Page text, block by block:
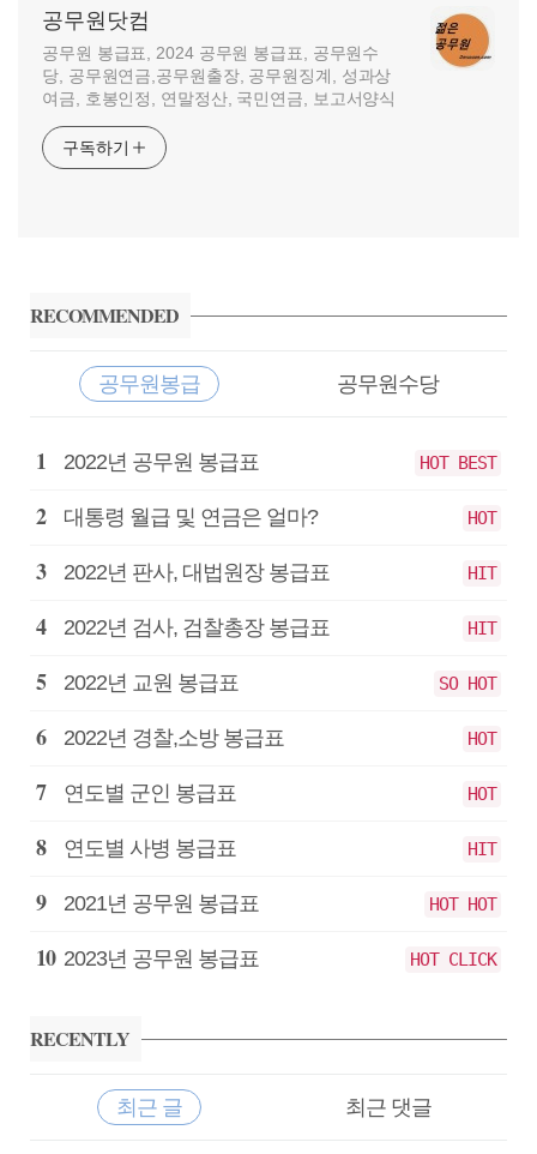
공무원닷컴
공무원 봉급표, 2024 공무원 봉급표, 공무원수
당, 공무원연금,공무원출장, 공무원징계, 성과상
여금, 호봉인정, 연말정산, 국민연금, 보고서양식
구독하기
RECOMMENDED
공무원봉급 공무원수당
공
원
급
2022년 공무원 봉급표 HOT BEST
대통령 월급 및 연금은 얼마? HOT
2022년 판사, 대법원장 봉급표 HIT
2022년 검사, 검찰총장 봉급표 HIT
2022년 교원 봉급표 SO HOT
2022년 경찰,소방 봉급표 HOT
연도별 군인 봉급표 HOT
연도별 사병 봉급표 HIT
2021년 공무원 봉급표 HOT HOT
2023년 공무원 봉급표 HOT CLICK
RECENTLY
최근 글 최근 댓글